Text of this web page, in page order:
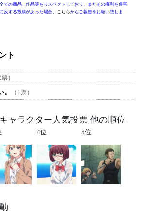
ての商品・作品等をリスペクトしており、またその権利を侵害
反する投稿があった場合、 こちらからご報告をお願い致しま
ト
票）
。
（1票）
ャラクター人気投票 他の順位
4位 5位